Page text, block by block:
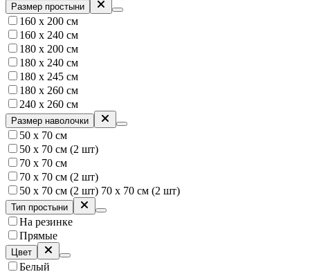
Размер простыни
160 х 200 см
160 х 240 см
180 х 200 см
180 х 240 см
180 x 245 см
180 х 260 см
240 х 260 см
Размер наволочки
50 х 70 см
50 х 70 см (2 шт)
70 х 70 см
70 х 70 см (2 шт)
50 х 70 см (2 шт) 70 х 70 см (2 шт)
Тип простыни
На резинке
Прямые
Цвет
Белый